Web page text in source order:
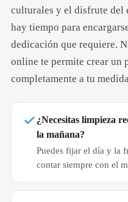
culturales y el disfrute del
hay tiempo para
dedicación que requiere.
online te permite crear un
completamente a tu
¿Necesitas limpieza
la mañana?
Puedes fijar el día y la
contar siempre con el